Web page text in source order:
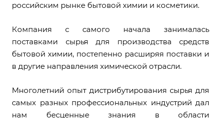
российским рынке бытовой химии и косметики.
Компания с самого начала занималась
поставками сырья для производства средств
бытовой химии, постепенно расширяя поставки и
в другие направления химической отрасли.
Многолетний опыт дистрибутирования сырья для
самых разных профессиональных индустрий дал
нам бесценные знания в области